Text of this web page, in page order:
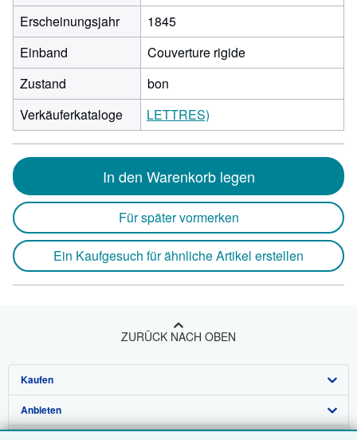
Erscheinungsjahr
1845
Einband
Couverture rigide
Zustand
bon
Verkäuferkataloge
LETTRES)
In den Warenkorb legen
Für später vormerken
Ein Kaufgesuch für ähnliche Artikel erstellen
ZURÜCK NACH OBEN
Kaufen
Detailsuche
Anbieten